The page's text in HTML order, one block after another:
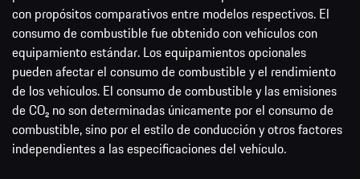
con propósitos comparativos entre modelos respectivos. El
consumo de combustible fue obtenido con vehículos con
equipamiento estándar. Los equipamientos opcionales
pueden afectar el consumo de combustible y el rendimiento
de los vehículos. El consumo de combustible y las emisiones
de CO₂ no son determinadas únicamente por el consumo de
combustible, sino por el estilo de conducción y otros factores
independientes a las especificaciones del vehículo.